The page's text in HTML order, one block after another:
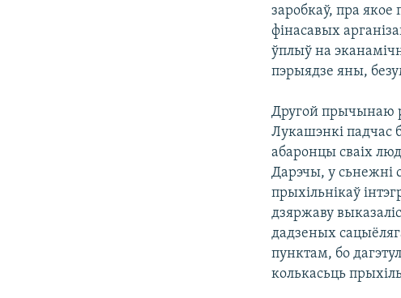
заробкаў, пра
фінасавых
ўплыў на
пэрыядзе яны,
Другой прычынаю
Лукашэнкі падчас
абаронцы сваіх
Дарэчы, у сьнежні
прыхільнікаў
дзяржаву
дадзеных
пунктам, бо
колькасьць